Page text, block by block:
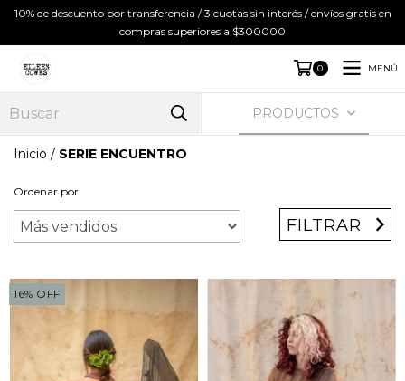
10% de descuento por transferencia / 3 cuotas sin interés / envíos gratis en
compras superiores a $300000
0 MENÚ
PRODUCTOS
Inicio / SERIE ENCUENTRO
Ordenar por
FILTRAR
16% OFF